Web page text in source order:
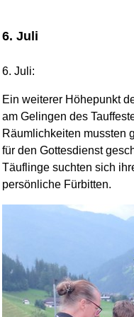
6. Juli
6. Juli:
Ein weiterer Höhepunkt
am Gelingen des
Räumlichkeiten mussten
für den Gottesdienst
Täuflinge suchten sich
persönliche Fürbitten.